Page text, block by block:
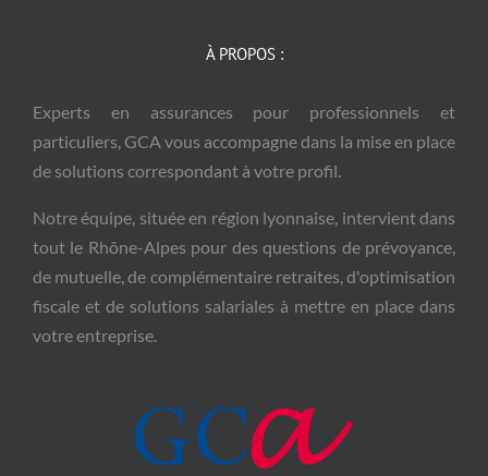
À PROPOS :
Experts en assurances pour professionnels et
particuliers, GCA vous accompagne dans la mise en place
de solutions correspondant à votre profil.
Notre équipe, située en région lyonnaise, intervient dans
tout le Rhône-Alpes pour des questions de prévoyance,
de mutuelle, de complémentaire retraites, d'optimisation
fiscale et de solutions salariales à mettre en place dans
votre entreprise.